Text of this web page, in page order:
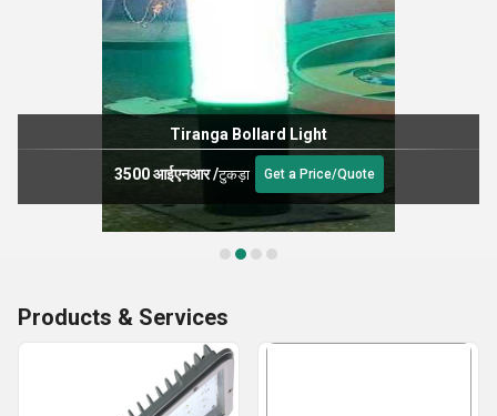
LED Avation Luminaires
3900.0 आईएनआर/टुकड़ा Get a Price/Quote
Products & Services